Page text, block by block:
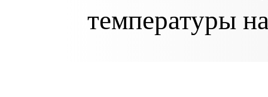
температуры